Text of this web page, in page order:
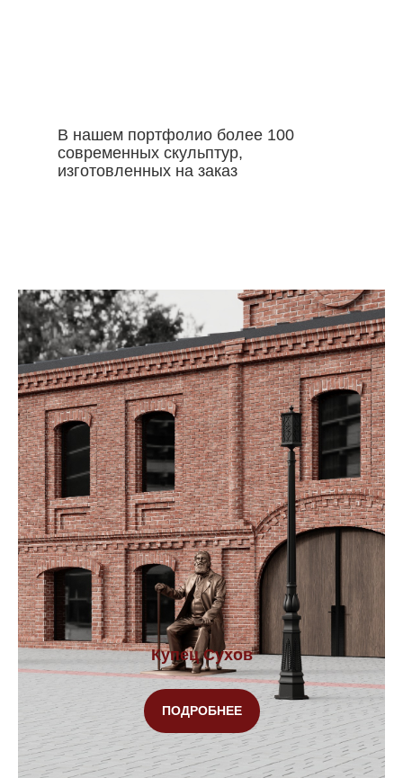
В нашем портфолио более 100
современных скульптур,
изготовленных на заказ
Купец Сухов
ПОДРОБНЕЕ